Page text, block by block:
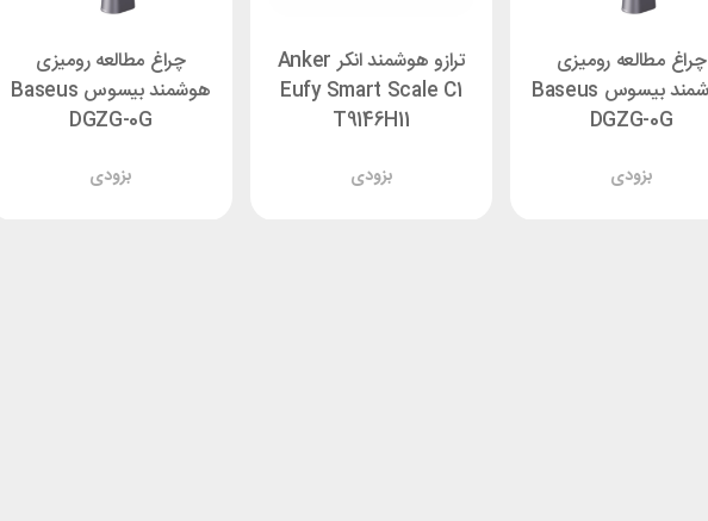
چراغ مطالعه رومیزی
هوشمند بیسوس Baseus
DGZG-0G
بزودی
ترازو هوشمند انکر Anker
Eufy Smart Scale C1
T9146H11
بزودی
چراغ مطالعه رومیزی
هوشمند بیسوس Baseus
DGZG-0G
بزودی